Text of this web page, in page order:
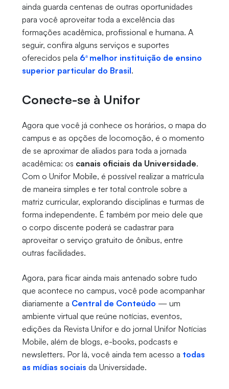
ainda guarda centenas de outras oportunidades
para você aproveitar toda a excelência das
formações acadêmica, profissional e humana. A
seguir, confira alguns serviços e suportes
oferecidos pela 6ª melhor instituição de ensino
superior particular do Brasil.
Conecte-se à Unifor
Agora que você já conhece os horários, o mapa do
campus e as opções de locomoção, é o momento
de se aproximar de aliados para toda a jornada
acadêmica: os canais oficiais da Universidade.
Com o Unifor Mobile, é possível realizar a matrícula
de maneira simples e ter total controle sobre a
matriz curricular, explorando disciplinas e turmas de
forma independente. É também por meio dele que
o corpo discente poderá se cadastrar para
aproveitar o serviço gratuito de ônibus, entre
outras facilidades.
Agora, para ficar ainda mais antenado sobre tudo
que acontece no campus, você pode acompanhar
diariamente a Central de Conteúdo — um
ambiente virtual que reúne notícias, eventos,
edições da Revista Unifor e do jornal Unifor Notícias
Mobile, além de blogs, e-books, podcasts e
newsletters. Por lá, você ainda tem acesso a todas
as mídias sociais da Universidade.